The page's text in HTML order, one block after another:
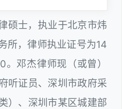
硕士，执业于北京市炜
所，律师执业证号为14
邓杰律师现（或曾）
听证员、深圳市政府采
）、深圳市某区城建部